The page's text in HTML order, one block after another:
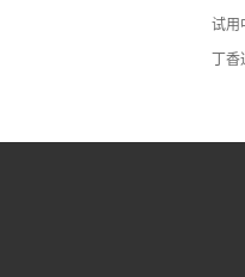
试用
丁香